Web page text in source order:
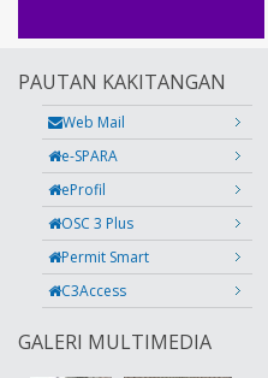
PAUTAN KAKITANGAN
Web Mail
e-SPARA
eProfil
OSC 3 Plus
Permit Smart
C3Access
GALERI MULTIMEDIA